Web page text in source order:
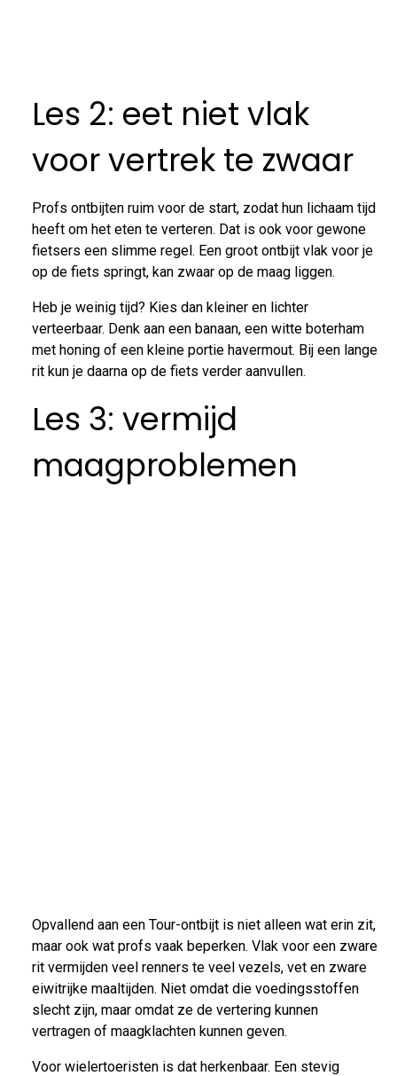
Les 2: eet niet vlak
voor vertrek te zwaar
Profs ontbijten ruim voor de start, zodat hun lichaam tijd
heeft om het eten te verteren. Dat is ook voor gewone
fietsers een slimme regel. Een groot ontbijt vlak voor je
op de fiets springt, kan zwaar op de maag liggen.
Heb je weinig tijd? Kies dan kleiner en lichter
verteerbaar. Denk aan een banaan, een witte boterham
met honing of een kleine portie havermout. Bij een lange
rit kun je daarna op de fiets verder aanvullen.
Les 3: vermijd
maagproblemen
Opvallend aan een Tour-ontbijt is niet alleen wat erin zit,
maar ook wat profs vaak beperken. Vlak voor een zware
rit vermijden veel renners te veel vezels, vet en zware
eiwitrijke maaltijden. Niet omdat die voedingsstoffen
slecht zijn, maar omdat ze de vertering kunnen
vertragen of maagklachten kunnen geven.
Voor wielertoeristen is dat herkenbaar. Een stevig